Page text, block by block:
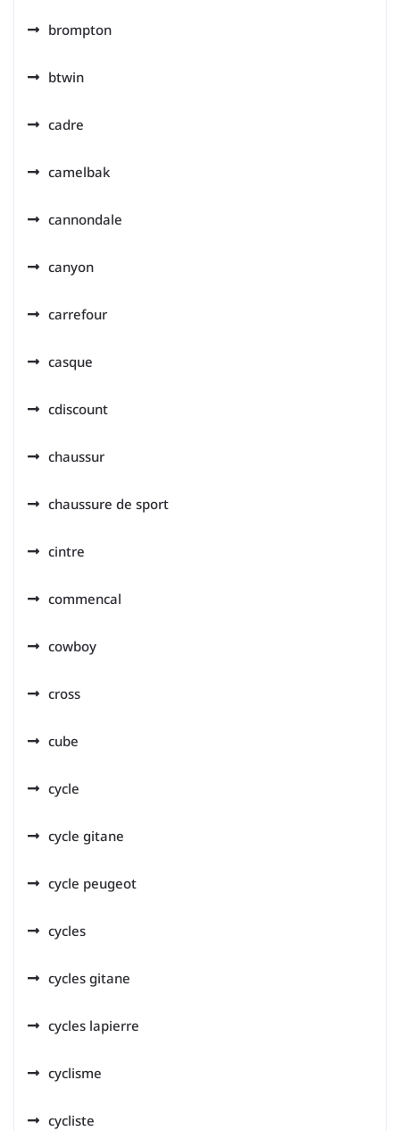
brompton
btwin
cadre
camelbak
cannondale
canyon
carrefour
casque
cdiscount
chaussur
chaussure de sport
cintre
commencal
cowboy
cross
cube
cycle
cycle gitane
cycle peugeot
cycles
cycles gitane
cycles lapierre
cyclisme
cycliste